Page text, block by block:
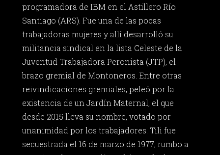
programadora de IBM en el Astillero Río
Santiago (ARS). Fue una de las pocas
trabajadoras mujeres y allí desarrolló su
militancia sindical en la lista Celeste de la
Juventud Trabajadora Peronista (JTP), el
brazo gremial de Montoneros. Entre otras
reivindicaciones gremiales, peleó por la
existencia de un Jardín Maternal, el que
desde 2015 lleva su nombre, votado por
unanimidad por los trabajadores. Tili fue
secuestrada el 16 de marzo de 1977, rumbo a